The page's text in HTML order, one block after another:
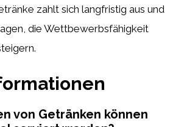
zahlt sich langfristig aus und
die Wettbewerbsfähigkeit
von Getränken können